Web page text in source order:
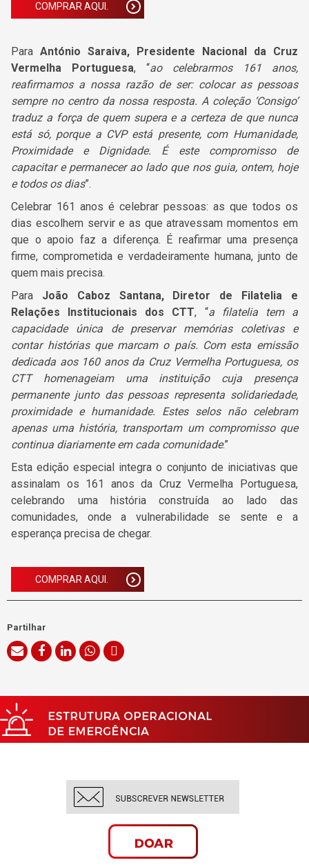
COMPRAR AQUI.
ParaAntónio Saraiva, Presidente Nacional da Cruz
Vermelha Portuguesa, “ao celebrarmos 161 anos,
reafirmamos a nossa razão de ser: colocar as pessoas
sempre no centro da nossa resposta. A coleção ‘Consigo’
traduz a força de quem supera e a certeza de que nunca
está só, porque a CVP está presente, com Humanidade,
Proximidade e Dignidade. É este compromisso de
capacitar e permanecer ao lado que nos guia, ontem, hoje
e todos os dias”.
Celebrar 161 anos é celebrar pessoas: as que todos os
dias escolhem servir e as que atravessam momentos em
que o apoio faz a diferença. É reafirmar uma presença
firme, comprometida e verdadeiramente humana, junto de
quem mais precisa.
Para João Caboz Santana, Diretor de Filatelia e
Relações Institucionais dos CTT, “a filatelia tem a
capacidade única de preservar memórias coletivas e
contar histórias que marcam o país. Com esta emissão
dedicada aos 160 anos da Cruz Vermelha Portuguesa, os
CTT homenageiam uma instituição cuja presença
permanente junto das pessoas representa solidariedade,
proximidade e humanidade. Estes selos não celebram
apenas uma história, transportam um compromisso que
continua diariamente em cada comunidade.”
Esta edição especial integra o conjunto de iniciativas que
assinalam os 161 anos da Cruz Vermelha Portuguesa,
celebrando uma história construída ao lado das
comunidades, onde a vulnerabilidade se sente e a
esperança precisa de chegar.
COMPRAR AQUI.
Partilhar